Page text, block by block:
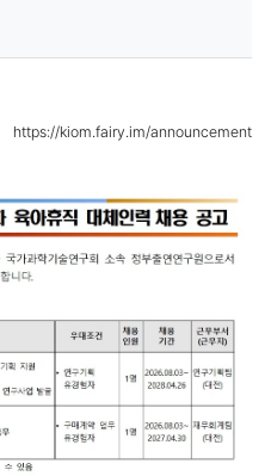
https://kiom.fairy.im/announcement